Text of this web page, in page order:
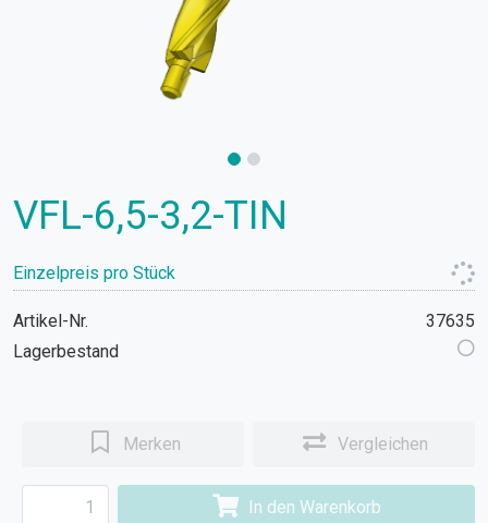
VFL-6,5-3,2-TIN
Einzelpreis pro Stück
Artikel-Nr.
37635
Lagerbestand
Merken Vergleichen
In den Warenkorb